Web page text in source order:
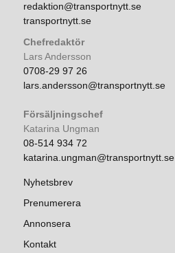
redaktion@transportnytt.se
transportnytt.se
Chefredaktör
Lars Andersson
0708-29 97 26
lars.andersson@transportnytt.se
Försäljningschef
Katarina Ungman
08-514 934 72
katarina.ungman@transportnytt.se
Nyhetsbrev
Prenumerera
Annonsera
Kontakt